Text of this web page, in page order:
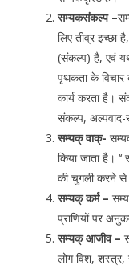
सम्यकसंकल्प –
लिए तीव्र इच्छा
(संकल्प) है, एवं
पृथकता के विचार
कार्य करता है।
संकल्प, अल्पवाद-
सम्यक् वाक्-
किया जाता है।
की चुगली करने से
सम्यक् कर्म –
प्राणियों पर
सम्यक् आजीव –
लोग विश, शस्त्र,